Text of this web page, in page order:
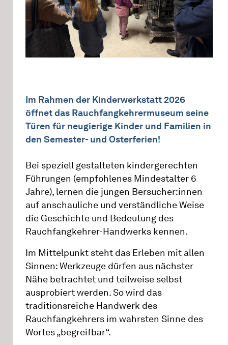
Im Rahmen der Kinderwerkstatt 2026
öffnet das Rauchfangkehrermuseum seine
Türen für neugierige Kinder und Familien in
den Semester- und Osterferien!
Bei speziell gestalteten kindergerechten
Führungen (empfohlenes Mindestalter 6
Jahre), lernen die jungen Bersucher:innen
auf anschauliche und verständliche Weise
die Geschichte und Bedeutung des
Rauchfangkehrer-Handwerks kennen.
Im Mittelpunkt steht das Erleben mit allen
Sinnen: Werkzeuge dürfen aus nächster
Nähe betrachtet und teilweise selbst
ausprobiert werden. So wird das
traditionsreiche Handwerk des
Rauchfangkehrers im wahrsten Sinne des
Wortes „begreifbar“.